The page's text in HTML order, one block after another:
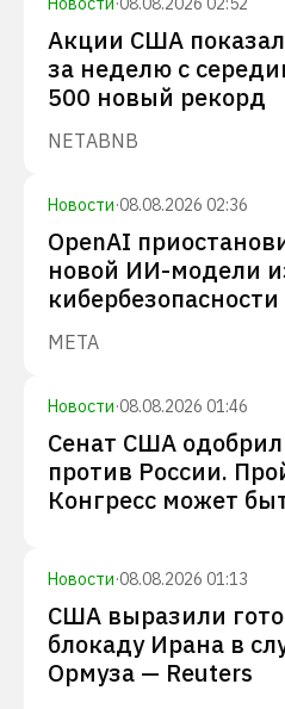
Акции США
за неделю с
500 новый рекорд
NETABNB
Новости·08.08.2026 02:36
OpenAI
новой ИИ-модели
кибербезопасности
META
Новости·08.08.2026 01:46
Сенат США
против России.
Конгресс может
Новости·08.08.2026 01:13
США выразили
блокаду Ирана в
Ормуза — Reuters